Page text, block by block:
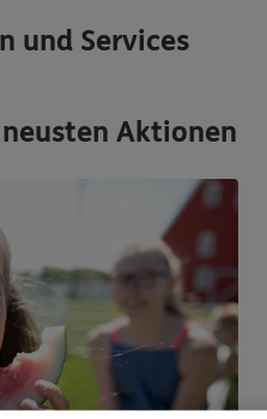
und Services
Aktionen